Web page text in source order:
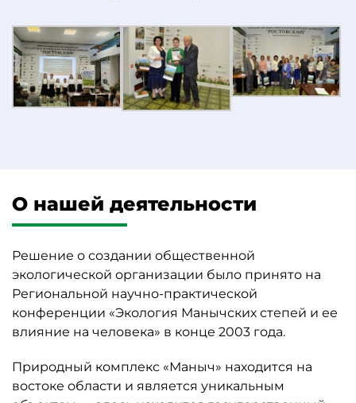
О нашей деятельности
Решение о создании общественной
экологической организации было принято на
Региональной научно-практической
конференции «Экология Манычских степей и ее
влияние на человека» в конце 2003 года.
Природный комплекс «Маныч» находится на
востоке области и является уникальным